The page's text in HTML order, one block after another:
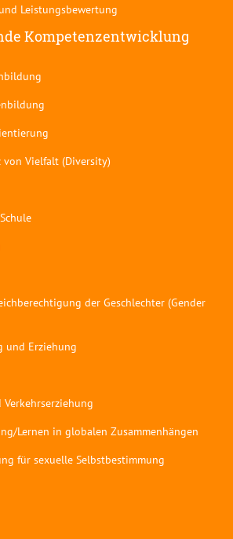
Leistungsbewertung
Kompetenzentwicklung
von Vielfalt (Diversity)
der Geschlechter (Gender
und Erziehung
Lernen in globalen Zusammenhängen
für sexuelle Selbstbestimmung